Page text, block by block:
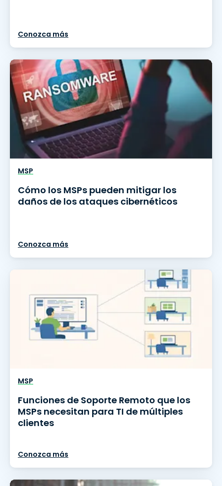
Conozca más
MSP
Cómo los MSPs pueden mitigar los
daños de los ataques cibernéticos
Conozca más
MSP
Funciones de Soporte Remoto que los
MSPs necesitan para TI de múltiples
clientes
Conozca más